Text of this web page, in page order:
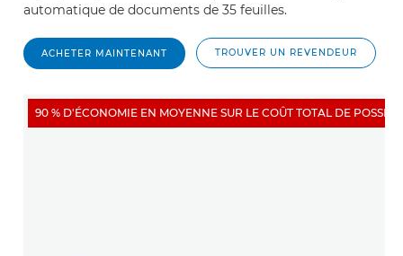
automatique de documents de 35 feuilles.
ACHETER MAINTENANT TROUVER UN REVENDEUR
90 % D'ÉCONOMIE EN MOYENNE SUR LE COÛT TOTAL DE